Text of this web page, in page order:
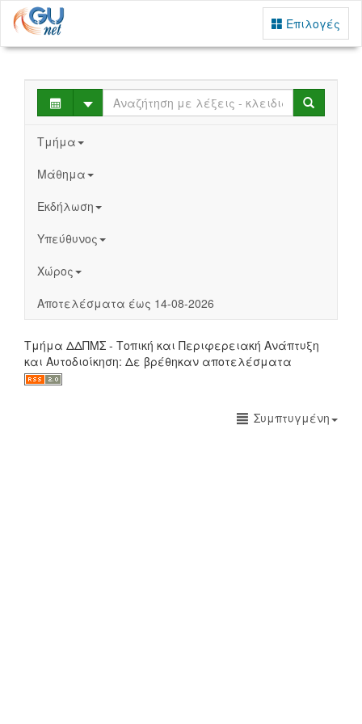
Επιλογές
Select Search
Τμήμα
Μάθημα
Εκδήλωση
Υπεύθυνος
Χώρος
Αποτελέσματα έως 14-08-2026
Τμήμα ΔΔΠΜΣ - Τοπική και Περιφερειακή Ανάπτυξη
και Αυτοδιοίκηση: Δε βρέθηκαν αποτελέσματα
Συμπτυγμένη